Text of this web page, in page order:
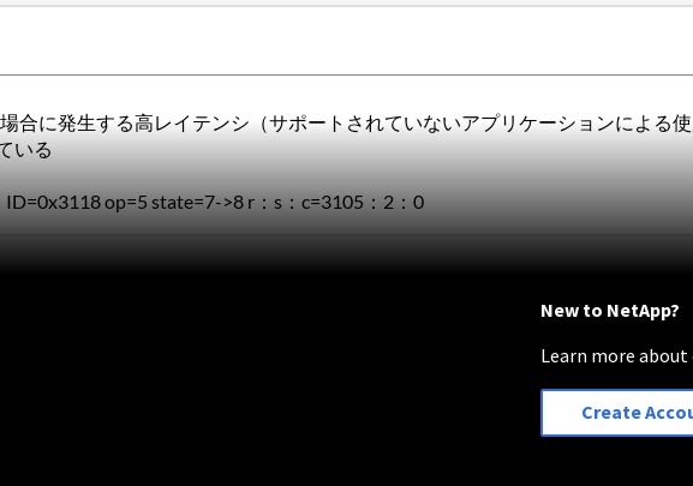
合に発生する高レイテンシ（サポートされていないアプリケーションによる使
いる
op=5 state=7->8 r：s：c=3105：2：0
New to NetApp?
Learn more
Create